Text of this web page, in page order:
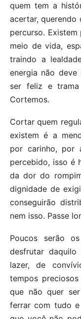
quem tem a
acertar, querendo
percurso. Existem
meio de vida,
traindo a
energia não
ser feliz e
Cortemos.
Cortar quem
existem é a
por carinho, por
percebido, isso é
da dor do
dignidade de
conseguirão
nem isso. Passe
Poucos serão
desfrutar
lazer, de
tempos
que não quer
ferrar com tudo e